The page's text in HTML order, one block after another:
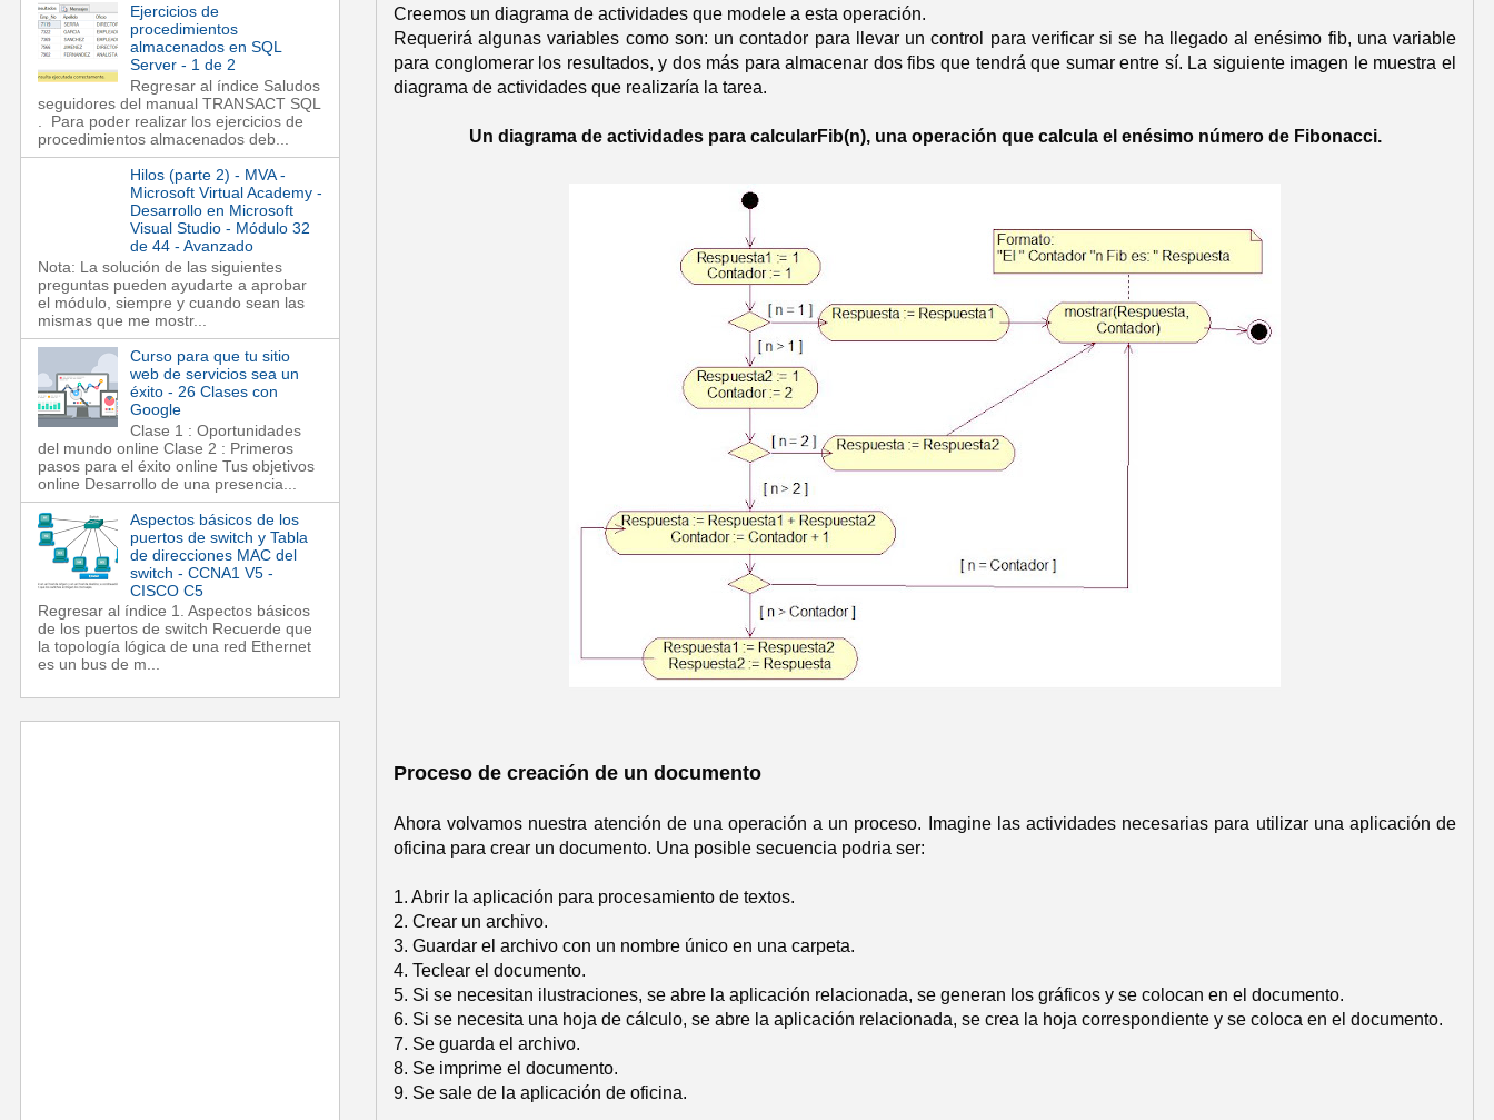
Creemos un diagrama de actividades que modele a esta operación.
Requerirá algunas variables como son: un contador para llevar un control para verificar si se ha llegado al enésimo fib, una variable
para conglomerar los resultados, y dos más para almacenar dos fibs que tendrá que sumar entre sí. La siguiente imagen le muestra el
diagrama de actividades que realizaría la tarea.
Un diagrama de actividades para calcularFib(n), una operación que calcula el enésimo número de Fibonacci.
Proceso de creación de un documento
Ahora volvamos nuestra atención de una operación a un proceso. Imagine las actividades necesarias para utilizar una aplicación de
oficina para crear un documento. Una posible secuencia podria ser:
1. Abrir la aplicación para procesamiento de textos.
2. Crear un archivo.
3. Guardar el archivo con un nombre único en una carpeta.
4. Teclear el documento.
5. Si se necesitan ilustraciones, se abre la aplicación relacionada, se generan los gráficos y se colocan en el documento.
6. Si se necesita una hoja de cálculo, se abre la aplicación relacionada, se crea la hoja correspondiente y se coloca en el documento.
7. Se guarda el archivo.
8. Se imprime el documento.
9. Se sale de la aplicación de oficina.
Ejercicios de
procedimientos
almacenados en SQL
Server - 1 de 2
Regresar al índice Saludos
seguidores del manual TRANSACT SQL
. Para poder realizar los ejercicios de
procedimientos almacenados deb...
Hilos (parte 2) - MVA -
Microsoft Virtual Academy -
Desarrollo en Microsoft
Visual Studio - Módulo 32
de 44 - Avanzado
Nota: La solución de las siguientes
preguntas pueden ayudarte a aprobar
el módulo, siempre y cuando sean las
mismas que me mostr...
Curso para que tu sitio
web de servicios sea un
éxito - 26 Clases con
Google
Clase 1 : Oportunidades
del mundo online Clase 2 : Primeros
pasos para el éxito online Tus objetivos
online Desarrollo de una presencia...
Aspectos básicos de los
puertos de switch y Tabla
de direcciones MAC del
switch - CCNA1 V5 -
CISCO C5
Regresar al índice 1. Aspectos básicos
de los puertos de switch Recuerde que
la topología lógica de una red Ethernet
es un bus de m...